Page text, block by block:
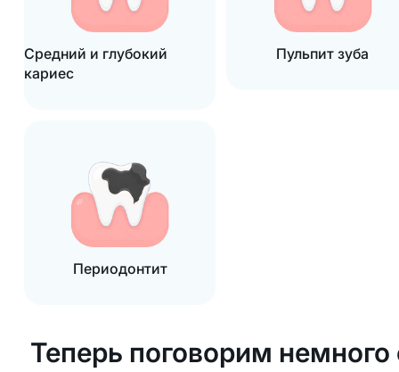
Средний и глубокий
кариес
Пульпит зуба
Периодонтит
Теперь поговорим немного